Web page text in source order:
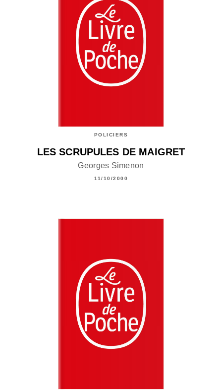
POLICIERS
LES SCRUPULES DE MAIGRET
Georges Simenon
11/10/2000